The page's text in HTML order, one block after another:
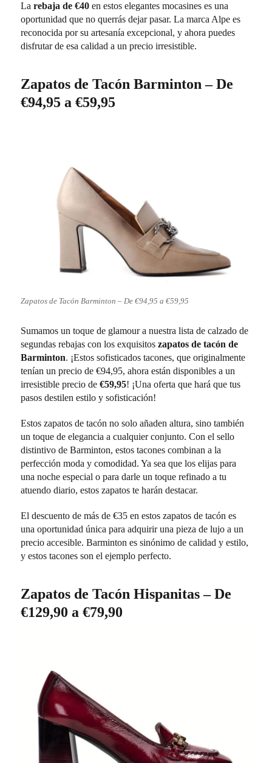
Larebaja de €40 en estos elegantes mocasines es una
oportunidad que no querrás dejar pasar. La marca Alpe es
reconocida por su artesanía excepcional, y ahora puedes
disfrutar de esa calidad a un precio irresistible.
Zapatos de Tacón Barminton – De
€94,95 a €59,95
Zapatos de Tacón Barminton – De €94,95 a €59,95
Sumamos un toque de glamour a nuestra lista de calzado de
segundas rebajas con los exquisitoszapatos de tacón de
Barminton. ¡Estos sofisticados tacones, que originalmente
tenían un precio de €94,95, ahora están disponibles a un
irresistible precio de€59,95! ¡Una oferta que hará que tus
pasos destilen estilo y sofisticación!
Estos zapatos de tacón no solo añaden altura, sino también
un toque de elegancia a cualquier conjunto. Con el sello
distintivo de Barminton, estos tacones combinan a la
perfección moda y comodidad. Ya sea que los elijas para
una noche especial o para darle un toque refinado a tu
atuendo diario, estos zapatos te harán destacar.
El descuento de más de €35 en estos zapatos de tacón es
una oportunidad única para adquirir una pieza de lujo a un
precio accesible. Barminton es sinónimo de calidad y estilo,
y estos tacones son el ejemplo perfecto.
Zapatos de Tacón Hispanitas – De
€129,90 a €79,90